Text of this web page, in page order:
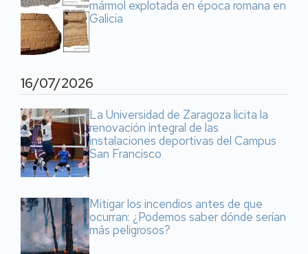
mármol explotada en época romana en
Galicia
16/07/2026
La Universidad de Zaragoza licita la
renovación integral de las
instalaciones deportivas del Campus
San Francisco
Mitigar los incendios antes de que
ocurran: ¿Podemos saber dónde serían
más peligrosos?